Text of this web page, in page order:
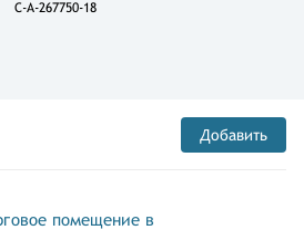
C-A-267750-18
Добавить
помещение в